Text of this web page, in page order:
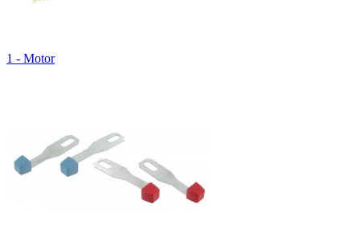
1 - Motor